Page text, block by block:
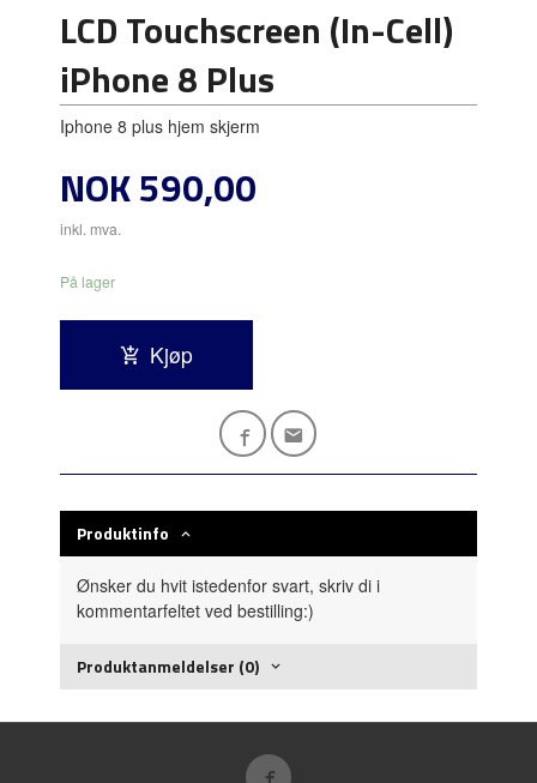
LCD Touchscreen (In-Cell)
iPhone 8 Plus
Iphone 8 plus hjem skjerm
Pris
NOK590,00
inkl. mva.
På lager
Kjøp
Produktinfo
Ønsker du hvit istedenfor svart, skriv di i
kommentarfeltet ved bestilling:)
Produktanmeldelser (0)